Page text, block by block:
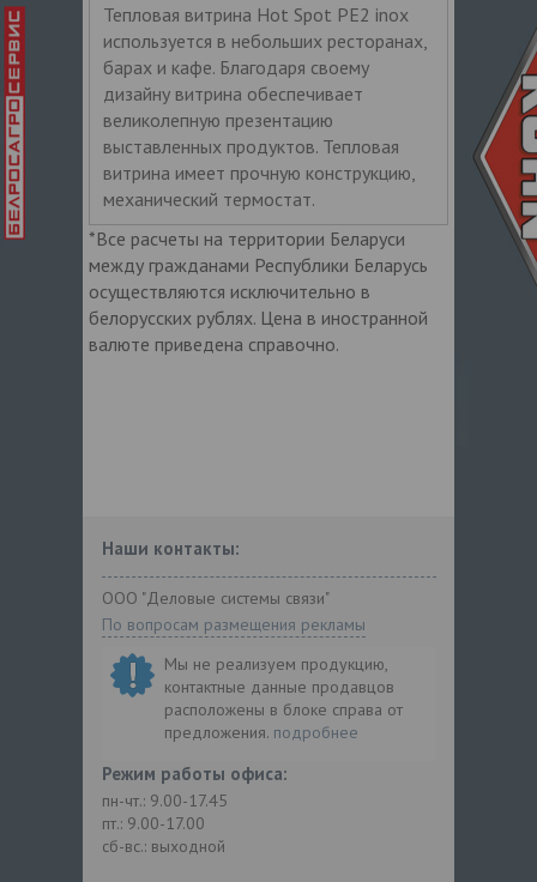
Тепловая витрина Hot Spot PE2 inox
используется в небольших ресторанах,
барах и кафе. Благодаря своему
дизайну витрина обеспечивает
великолепную презентацию
выставленных продуктов. Тепловая
витрина имеет прочную конструкцию,
механический термостат.
*Все расчеты на территории Беларуси
между гражданами Республики Беларусь
осуществляются исключительно в
белорусских рублях. Цена в иностранной
валюте приведена справочно.
Наши контакты:
ООО "Деловые системы связи"
По вопросам размещения рекламы
Мы не реализуем продукцию,
контактные данные продавцов
расположены в блоке справа от
предложения. подробнее
Режим работы офиса:
пн-чт.: 9.00-17.45
пт.: 9.00-17.00
сб-вс.: выходной